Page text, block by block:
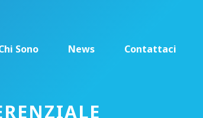
Sono News Contattaci